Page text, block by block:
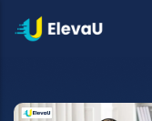
Testimoni